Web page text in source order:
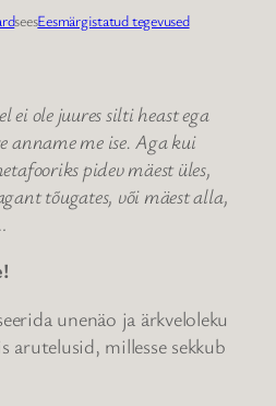
seesEesmärgistatud tegevused
ei ole juures silti heast ega
anname me ise. Aga kui
pidev mäest üles,
tõugates, või mäest alla,
unenäo ja ärkveloleku
arutelusid, millesse sekkub